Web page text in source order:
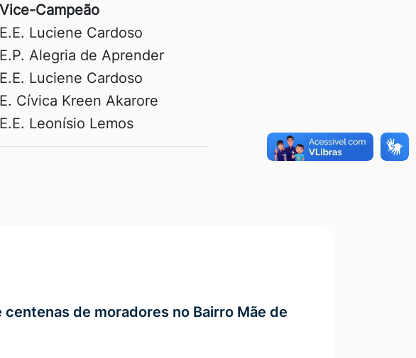
Vice-Campeão
E.E. Luciene Cardoso
E.P. Alegria de Aprender
E.E. Luciene Cardoso
E. Cívica Kreen Akarore
E.E. Leonísio Lemos
de moradores no Bairro Mãe de